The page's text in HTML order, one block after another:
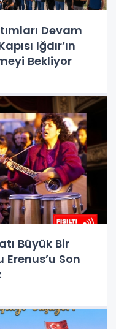
Devam
Iğdır’ın
Bekliyor
Büyük Bir
Son